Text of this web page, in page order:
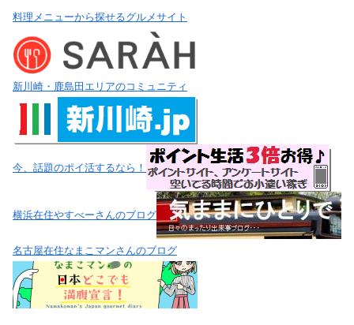
料理メニューから探せるグルメサイト
新川崎・鹿島田エリアのコミュニティ
今、話題のポイ活するなら！
横浜在住やすべーさんのブログ
名古屋在住なまこマンさんのブログ